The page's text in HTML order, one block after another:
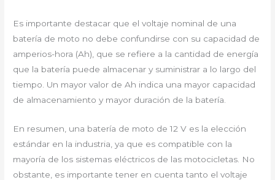
Es importante destacar que el voltaje nominal de una
batería de moto no debe confundirse con su capacidad de
amperios-hora (Ah), que se refiere a la cantidad de energía
que la batería puede almacenar y suministrar a lo largo del
tiempo. Un mayor valor de Ah indica una mayor capacidad
de almacenamiento y mayor duración de la batería.
En resumen, una batería de moto de 12 V es la elección
estándar en la industria, ya que es compatible con la
mayoría de los sistemas eléctricos de las motocicletas. No
obstante, es importante tener en cuenta tanto el voltaje